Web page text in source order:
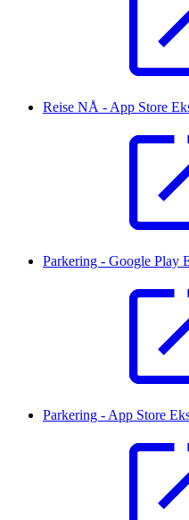
Reise NÅ - App Store
Parkering - Google Play
Parkering - App Store